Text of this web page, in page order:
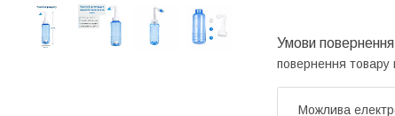
повернення товару